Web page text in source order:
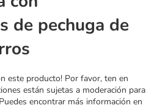
de pechuga de
este producto! Por favor, ten en
están sujetas a moderación para
encontrar más información en